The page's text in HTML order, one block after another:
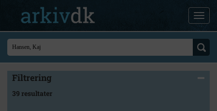
Filtrering
39 resultater